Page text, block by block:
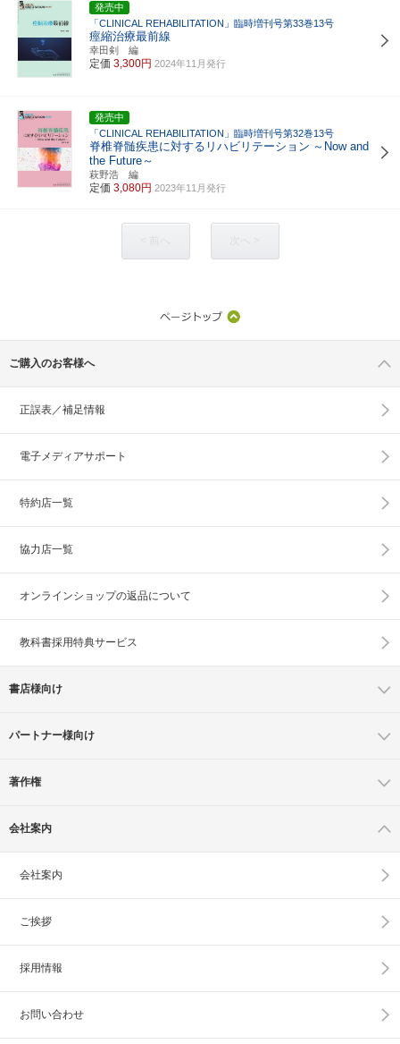
発売中
「CLINICAL REHABILITATION」臨時増刊号第33巻13号
痙縮治療最前線
幸田剣 編
定価 3,300円 2024年11月発行
発売中
「CLINICAL REHABILITATION」臨時増刊号第32巻13号
脊椎脊髄疾患に対するリハビリテーション ～Now and
the Future～
萩野浩 編
定価 3,080円 2023年11月発行
ご購入のお客様へ
正誤表／補足情報
電子メディアサポート
特約店一覧
協力店一覧
オンラインショップの返品について
教科書採用特典サービス
書店様向け
パートナー様向け
著作権
会社案内
会社案内
ご挨拶
採用情報
お問い合わせ